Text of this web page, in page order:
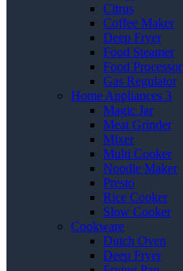
Citrus
Coffee Maker
Deep Fryer
Food Steamer
Food Processor
Gas Regulator
Home Appliances 3
Magic Jar
Meat Grinder
Mixer
Multi Cooker
Noodle Maker
Presto
Rice Cooker
Slow Cooker
Cookware
Dutch Oven
Deep Fryer